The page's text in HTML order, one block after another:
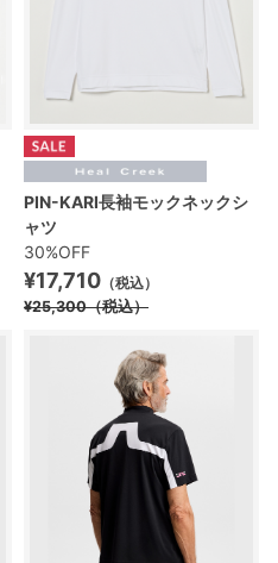
PIN-KARI長袖モックネックシ
ャツ
30%OFF
¥17,710 （税込）
¥25,300（税込）